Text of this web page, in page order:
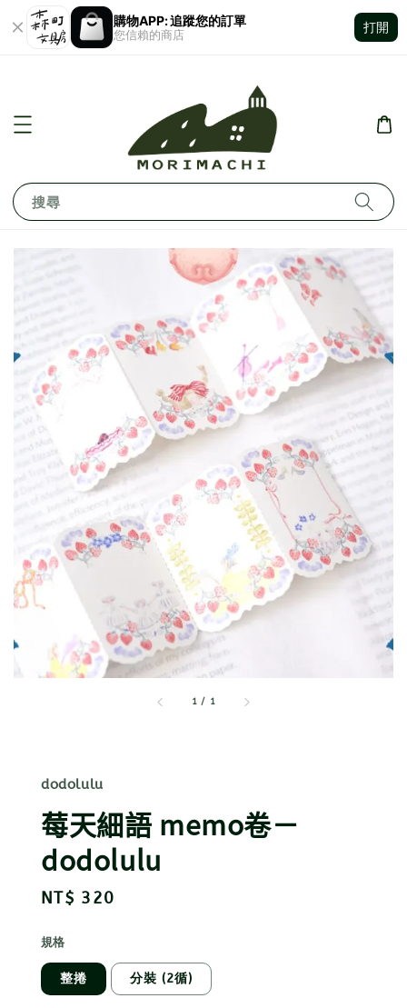
購物APP: 追蹤您的訂單
您信賴的商店
打開
搜尋
1 / 1
dodolulu
莓天細語 memo卷－
dodolulu
Regular
NT$ 320
規格
整捲 分裝 (2循)